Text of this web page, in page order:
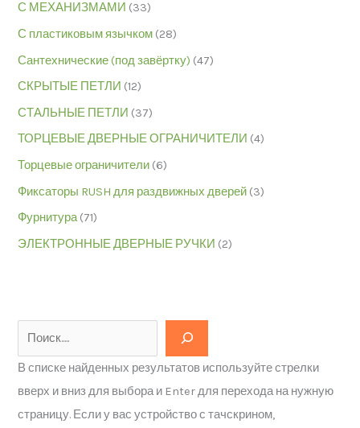
С МЕХАНИЗМАМИ (33)
С пластиковым язычком (28)
Сантехнические (под завёртку) (47)
СКРЫТЫЕ ПЕТЛИ (12)
СТАЛЬНЫЕ ПЕТЛИ (37)
ТОРЦЕВЫЕ ДВЕРНЫЕ ОГРАНИЧИТЕЛИ (4)
Торцевые ограничители (6)
Фиксаторы RUSH для раздвижных дверей (3)
Фурнитура (71)
ЭЛЕКТРОННЫЕ ДВЕРНЫЕ РУЧКИ (2)
В списке найденных результатов используйте стрелки
вверх и вниз для выбора и Enter для перехода на нужную
страницу. Если у вас устройство с тачскрином,